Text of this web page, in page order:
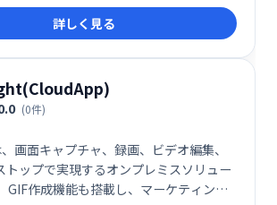
詳しく見る
(0件)
画面キャプチャ、録画、ビデオ編集、
トップで実現するオンプレミスソリュー
GIF作成機能も搭載し、マーケティン